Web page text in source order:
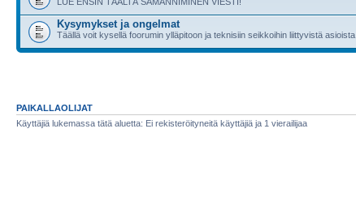
Kysymykset ja ongelmat
Täällä voit kysellä foorumin ylläpitoon ja teknisiin seikkoihin liittyvistä asioista.
PAIKALLAOLIJAT
Käyttäjiä lukemassa tätä aluetta: Ei rekisteröityneitä käyttäjiä ja 1 vierailijaa